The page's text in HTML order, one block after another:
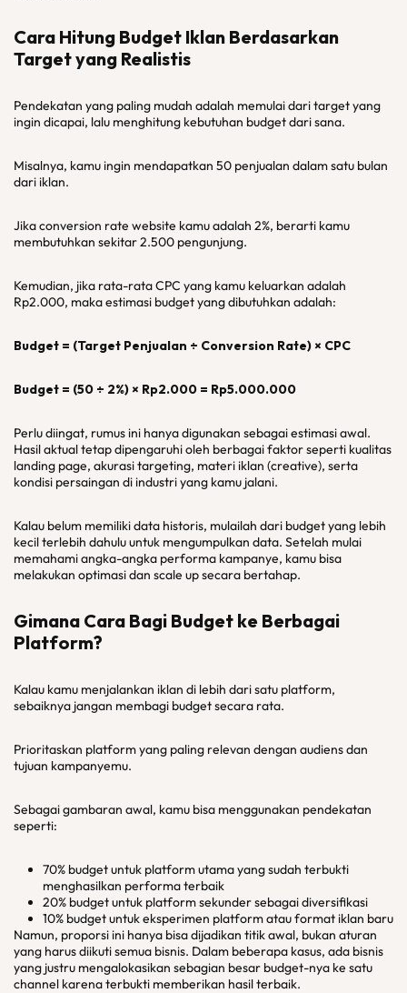
Cara Hitung Budget Iklan Berdasarkan
Target yang Realistis
Pendekatan yang paling mudah adalah memulai dari target yang
ingin dicapai, lalu menghitung kebutuhan budget dari sana.
Misalnya, kamu ingin mendapatkan 50 penjualan dalam satu bulan
dari iklan.
Jika conversion rate website kamu adalah 2%, berarti kamu
membutuhkan sekitar 2.500 pengunjung.
Kemudian, jika rata-rata CPC yang kamu keluarkan adalah
Rp2.000, maka estimasi budget yang dibutuhkan adalah:
Budget = (Target Penjualan ÷ Conversion Rate) × CPC
Budget = (50 ÷ 2%) × Rp2.000 = Rp5.000.000
Perlu diingat, rumus ini hanya digunakan sebagai estimasi awal.
Hasil aktual tetap dipengaruhi oleh berbagai faktor seperti kualitas
landing page, akurasi targeting, materi iklan (creative), serta
kondisi persaingan di industri yang kamu jalani.
Kalau belum memiliki data historis, mulailah dari budget yang lebih
kecil terlebih dahulu untuk mengumpulkan data. Setelah mulai
memahami angka-angka performa kampanye, kamu bisa
melakukan optimasi dan scale up secara bertahap.
Gimana Cara Bagi Budget ke Berbagai
Platform?
Kalau kamu menjalankan iklan di lebih dari satu platform,
sebaiknya jangan membagi budget secara rata.
Prioritaskan platform yang paling relevan dengan audiens dan
tujuan kampanyemu.
Sebagai gambaran awal, kamu bisa menggunakan pendekatan
seperti:
70% budget untuk platform utama yang sudah terbukti
menghasilkan performa terbaik
20% budget untuk platform sekunder sebagai diversifikasi
10% budget untuk eksperimen platform atau format iklan baru
Namun, proporsi ini hanya bisa dijadikan titik awal, bukan aturan
yang harus diikuti semua bisnis. Dalam beberapa kasus, ada bisnis
yang justru mengalokasikan sebagian besar budget-nya ke satu
channel karena terbukti memberikan hasil terbaik.